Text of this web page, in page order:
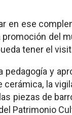
en ese
del
tener el
y
la
piezas de
Patrimonio